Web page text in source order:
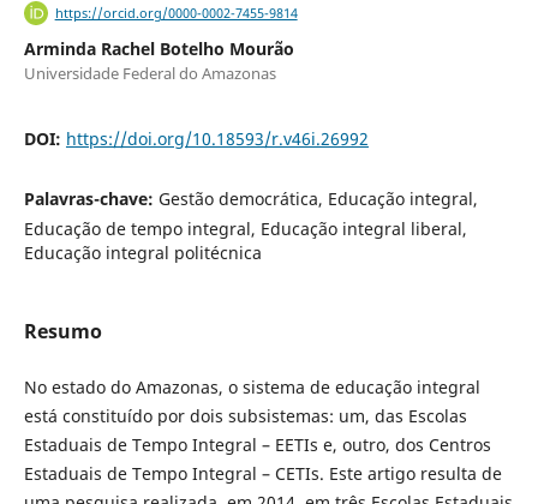
https://orcid.org/0000-0002-7455-9814
Arminda Rachel Botelho Mourão
Universidade Federal do Amazonas
DOI: https://doi.org/10.18593/r.v46i.26992
Palavras-chave: Gestão democrática, Educação integral,
Educação de tempo integral, Educação integral liberal,
Educação integral politécnica
Resumo
No estado do Amazonas, o sistema de educação integral
está constituído por dois subsistemas: um, das Escolas
Estaduais de Tempo Integral – EETIs e, outro, dos Centros
Estaduais de Tempo Integral – CETIs. Este artigo resulta de